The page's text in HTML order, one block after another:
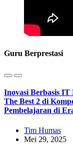
Guru Berprestasi
Inovasi Berbasis
The Best 2 di
Pembelajaran di
Tim Humas
Mei 29, 2025